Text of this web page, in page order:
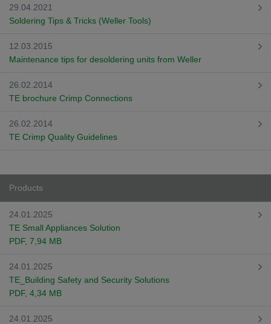
29.04.2021
Soldering Tips & Tricks (Weller Tools)
12.03.2015
Maintenance tips for desoldering units from Weller
26.02.2014
TE brochure Crimp Connections
26.02.2014
TE Crimp Quality Guidelines
Products
24.01.2025
TE Small Appliances Solution
PDF, 7,94 MB
24.01.2025
TE_Building Safety and Security Solutions
PDF, 4,34 MB
24.01.2025